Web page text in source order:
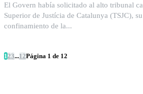
El Govern había solicitado al alto tribunal
Superior de Justícia de Catalunya (TSJC),
confinamiento de la...
1 23...12Página 1 de 12